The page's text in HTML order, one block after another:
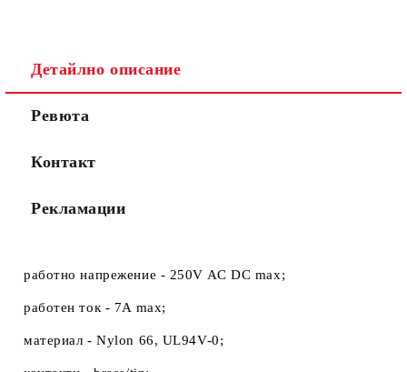
Съгласен съм с
Ние ще се свържем с вас в рамките на работния ден.
Детайлно описание
Ревюта
Контакт
Рекламации
работно напрежение - 250V AC DC max;
работен ток - 7A max;
материал - Nylon 66, UL94V-0;